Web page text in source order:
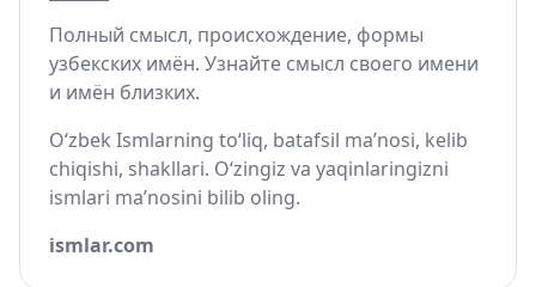
Полный смысл, происхождение, формы
узбекских имён. Узнайте смысл своего имени
и имён близких.
O‘zbek Ismlarning to‘liq, batafsil ma’nosi, kelib
chiqishi, shakllari. O‘zingiz va yaqinlaringizni
ismlari ma’nosini bilib oling.
ismlar.com